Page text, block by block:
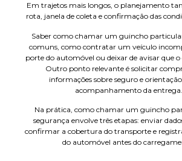
Em trajetos mais longos, o planejamento
rota, janela de coleta e confirmação das
Saber como chamar um guincho
comuns, como contratar um veículo
porte do automóvel ou deixar de avisar que o
Outro ponto relevante é solicitar
informações sobre seguro e
acompanhamento da entrega.
Na prática, como chamar um guincho
segurança envolve três etapas: enviar
confirmar a cobertura do transporte e
do automóvel antes do